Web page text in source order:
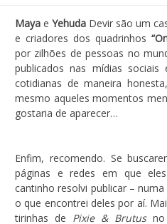
Maya e Yehuda Devir são um
e criadores dos quadrinhos
por zilhões de pessoas no
publicados nas mídias sociais
cotidianas de maneira
mesmo aqueles momentos
gostaria de aparecer…
Enfim, recomendo. Se
páginas e redes em que
cantinho resolvi publicar –
o que encontrei deles por aí.
tirinhas de Pixie & Brutusno